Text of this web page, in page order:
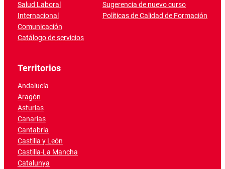
Salud Laboral
Internacional
Comunicación
Catálogo de servicios
Sugerencia de nuevo curso
Políticas de Calidad de Formación
Territorios
Andalucía
Aragón
Asturias
Canarias
Cantabria
Castilla y León
Castilla-La Mancha
Catalunya